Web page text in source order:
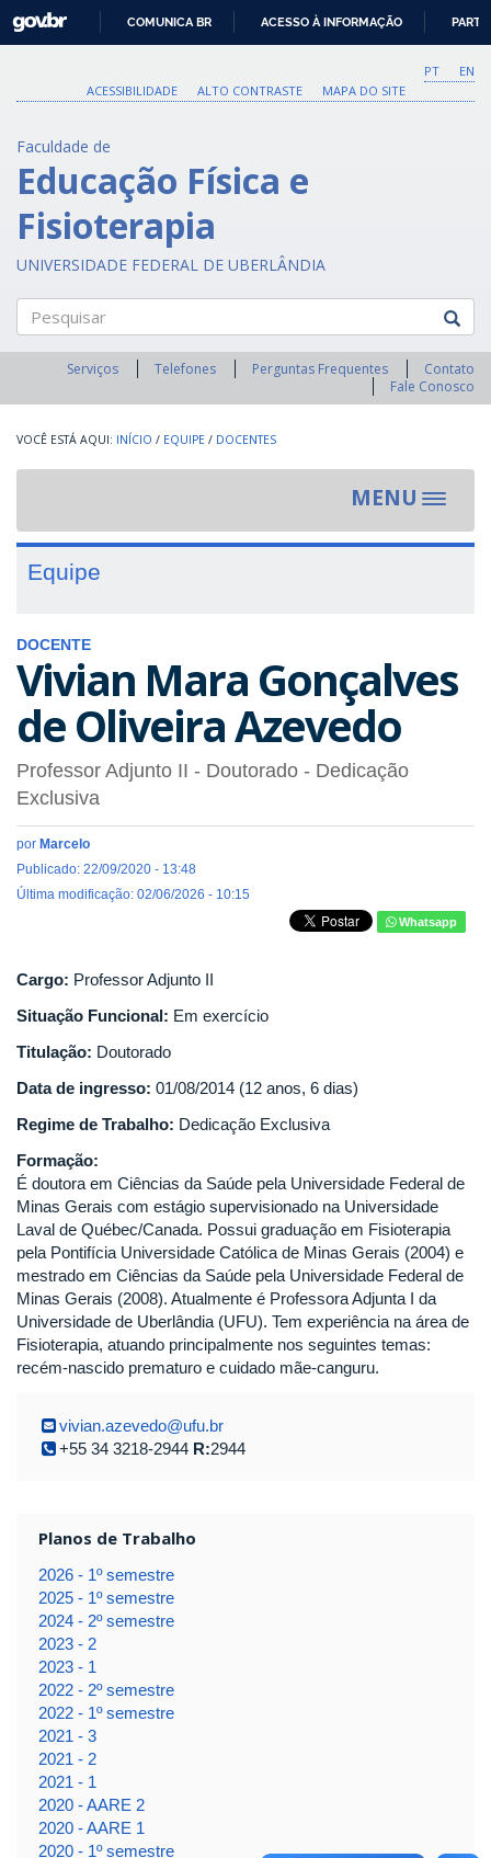
O
CONTEÚDO
GOVBR
COMUNICA BR ACESSO À INFORMAÇÃO
PT
EN
ACESSIBILIDADE
ALTO CONTRASTE MAPA DO SITE
Faculdade de
Educação Física e
Fisioterapia
UNIVERSIDADE FEDERAL DE UBERLÂNDIA
Pesquisar
Serviços Telefones Perguntas Frequentes
Contato
Fale Conosco
INÍCIO / EQUIPE / DOCENTES
MENU
Toggle
Equipe
DOCENTE
Vivian Mara Gonçalves
de Oliveira Azevedo
Professor Adjunto II - Doutorado - Dedicação
Exclusiva
por Marcelo
Publicado: 22/09/2020 - 13:48
Última modificação: 02/06/2026 - 10:15
Whatsapp
Cargo: Professor Adjunto II
Situação Funcional: Em exercício
Titulação: Doutorado
Data de ingresso: 01/08/2014 (12 anos, 6 dias)
Regime de Trabalho: Dedicação Exclusiva
Formação:
É doutora em Ciências da Saúde pela Universidade Federal de
Minas Gerais com estágio supervisionado na Universidade
Laval de Québec/Canada. Possui graduação em Fisioterapia
pela Pontifícia Universidade Católica de Minas Gerais (2004) e
mestrado em Ciências da Saúde pela Universidade Federal de
Minas Gerais (2008). Atualmente é Professora Adjunta I da
Universidade de Uberlândia (UFU). Tem experiência na área de
Fisioterapia, atuando principalmente nos seguintes temas:
recém-nascido prematuro e cuidado mãe-canguru.
vivian.azevedo@ufu.br
+55 34 3218-2944 R:2944
Planos de Trabalho
2026 - 1º semestre
2025 - 1º semestre
2024 - 2º semestre
2023 - 2
2023 - 1
2022 - 2º semestre
2022 - 1º semestre
2021 - 3
2021 - 2
2021 - 1
2020 - AARE 2
2020 - AARE 1
2020 - 1º semestre